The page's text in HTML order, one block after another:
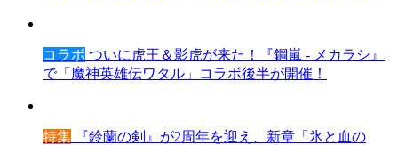
コラボ ついに虎王＆影虎が来た！『鋼嵐 - メカラシ』
で「魔神英雄伝ワタル」コラボ後半が開催！
特集 『鈴蘭の剣』が2周年を迎え、新章「氷と血の